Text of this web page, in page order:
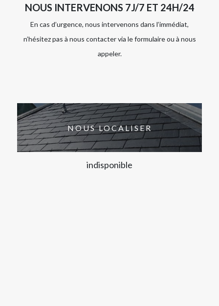
NOUS INTERVENONS 7J/7 ET 24H/24
En cas d’urgence, nous intervenons dans l’immédiat,
n’hésitez pas à nous contacter via le formulaire ou à nous
appeler.
NOUS LOCALISER
indisponible